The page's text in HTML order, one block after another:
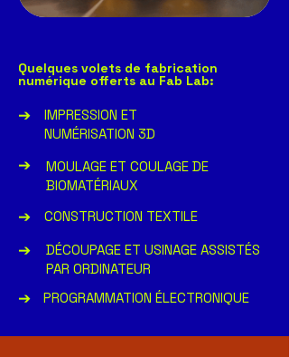
Quelques volets de fabrication
numérique offerts au Fab Lab:
➔
IMPRESSION ET
NUMÉRISATION 3D
➔
MOULAGE ET COULAGE DE
BIOMATÉRIAUX
➔ CONSTRUCTION TEXTILE
➔
DÉCOUPAGE ET USINAGE ASSISTÉS
PAR ORDINATEUR
➔ PROGRAMMATION ÉLECTRONIQUE